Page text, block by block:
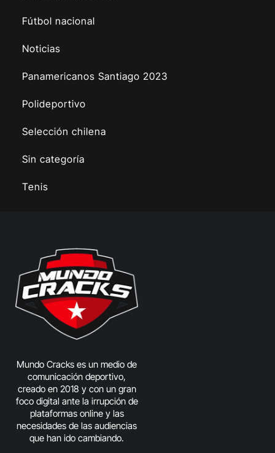
Fútbol nacional
Noticias
Panamericanos Santiago 2023
Polideportivo
Selección chilena
Sin categoría
Tenis
Mundo Cracks es un medio de
comunicación deportivo,
creado en 2018 y con un gran
foco digital ante la irrupción de
plataformas online y las
necesidades de las audiencias
que han ido cambiando.